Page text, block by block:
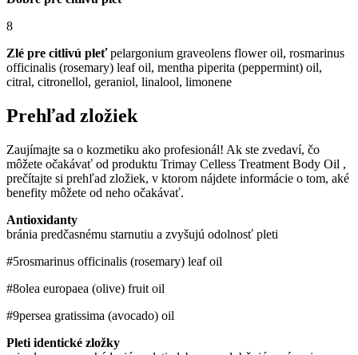
8
Zlé pre citlivú pleť pelargonium graveolens flower oil, rosmarinus
officinalis (rosemary) leaf oil, mentha piperita (peppermint) oil,
citral, citronellol, geraniol, linalool, ​limonene
Prehľad zložiek
Zaujímajte sa o kozmetiku ako profesionál! Ak ste zvedaví, čo
môžete očakávať od produktu Trimay Celless Treatment Body Oil ,
prečítajte si prehľad zložiek, v ktorom nájdete informácie o tom, aké
benefity môžete od neho očakávať.
Antioxidanty
bránia predčasnému starnutiu a zvyšujú odolnosť pleti
#5rosmarinus officinalis (rosemary) leaf oil
#8olea europaea (olive) fruit oil
#9persea gratissima (avocado) oil
Pleti identické zložky